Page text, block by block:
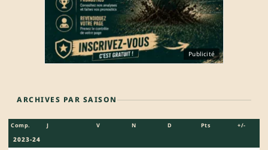
Publicité
ARCHIVES PAR SAISON
Comp. J V N D Pts +/-
2023-24